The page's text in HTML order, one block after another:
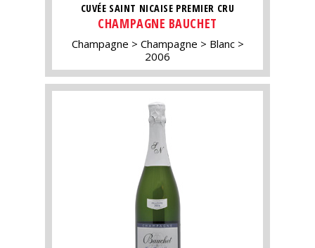
CUVÉE SAINT NICAISE PREMIER CRU
CHAMPAGNE BAUCHET
Champagne Champagne
Blanc
2006